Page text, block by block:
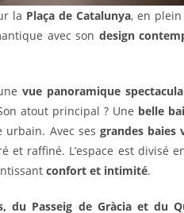
la Plaça de Catalunya, en
avec son design
vue panoramique
atout principal ? Une belle
Avec ses grandes baies
raffiné. L’espace est divisé
confort et intimité.
du Passeig de Gràcia et du